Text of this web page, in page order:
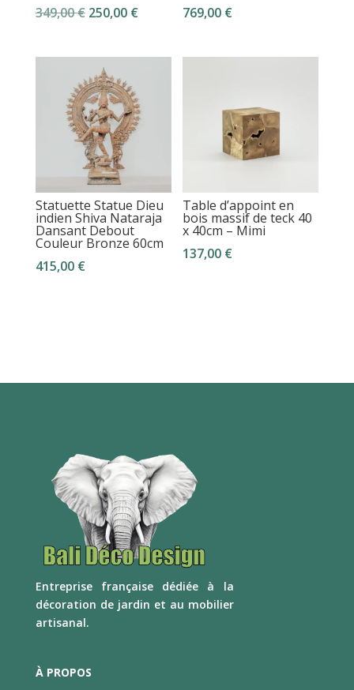
349,00€ Le
initial
était :
349,00 €.
250,00 €Le
actuel
250,00 €.
769,00 €
Statuette Statue Dieu
indien Shiva Nataraja
Dansant Debout
Couleur Bronze 60cm
415,00 €
Table d’appoint en
bois massif de teck 40
x 40cm – Mimi
137,00 €
Entreprise française dédiée à la
décoration de jardin et au mobilier
artisanal.
À PROPOS